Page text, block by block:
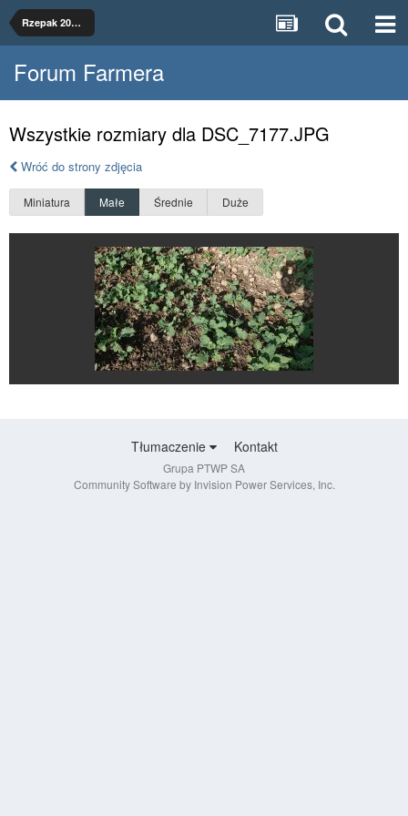
Rzepak 2022 w 4 technologiach
Forum Farmera
Wszystkie rozmiary dla DSC_7177.JPG
Wróć do strony zdjęcia
Miniatura Małe Średnie Duże
Tłumaczenie Kontakt
Grupa PTWP SA
Community Software by Invision Power Services, Inc.